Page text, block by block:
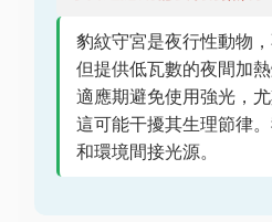
豹紋守宮是夜行性動物
但提供低瓦數的夜間加熱
適應期避免使用強光，
這可能干擾其生理節律
和環境間接光源。